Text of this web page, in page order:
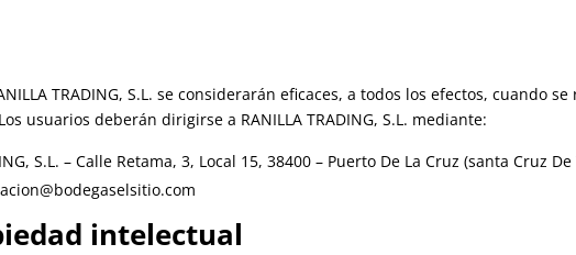
TRADING, S.L. se considerarán eficaces, a todos los efectos, cuando
usuarios deberán dirigirse a RANILLA TRADING, S.L. mediante:
S.L. – Calle Retama, 3, Local 15, 38400 – Puerto De La Cruz (santa Cruz
intelectual